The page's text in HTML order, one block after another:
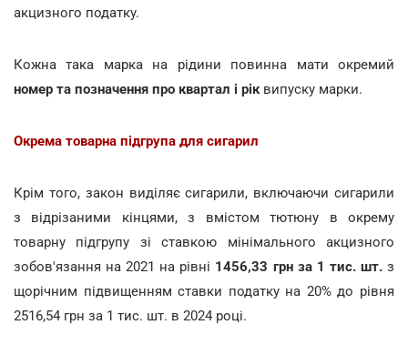
акцизного податку.
Кожна така марка на рідини повинна мати окремий
номер та позначення про квартал і ріквипуску марки.
Окрема товарна підгрупа для сигарил
Крім того, закон виділяє сигарили, включаючи сигарили
з відрізаними кінцями, з вмістом тютюну в окрему
товарну підгрупу зі ставкою мінімального акцизного
зобов'язання на 2021 на рівні 1456,33 грн за 1 тис. шт.з
щорічним підвищенням ставки податку на 20% до рівня
2516,54 грн за 1 тис. шт. в 2024 році.